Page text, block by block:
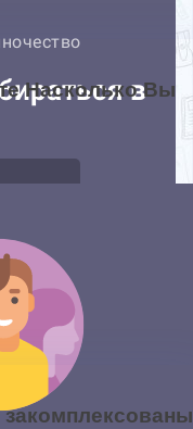
Насколько Вы
закомплексованы